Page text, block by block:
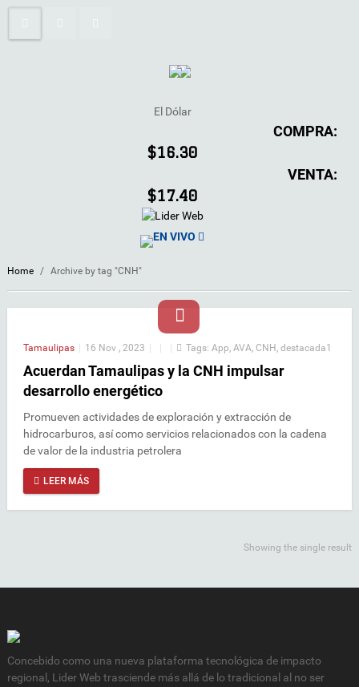
El Dólar
COMPRA:
$16.30
VENTA:
$17.40
EN VIVO
Home / Archive by tag "CNH"
Tamaulipas | 16 Nov , 2023 | | | Tags: App AVA CNH destacada1
Acuerdan Tamaulipas y la CNH impulsar
desarrollo energético
Promueven actividades de exploración y extracción de
hidrocarburos, así como servicios relacionados con la cadena
de valor de la industria petrolera
LEER MÁS
Showing the single result
Concebido como una nueva plataforma tecnológica de impacto
regional, Lider Web trasciende más allá de lo tradicional al no ser